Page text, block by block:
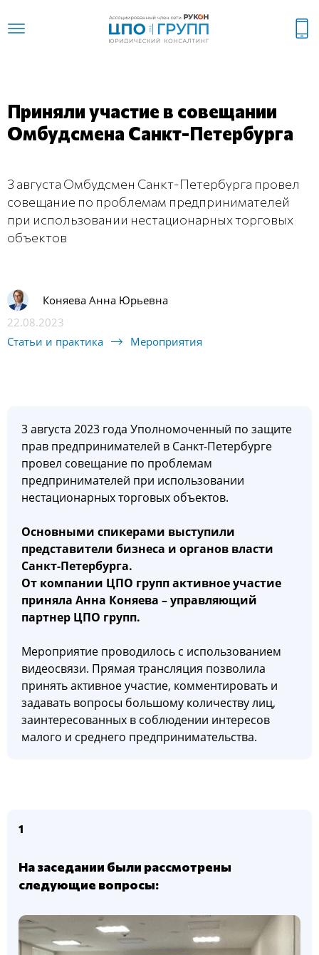
Приняли участие в совещании
Омбудсмена Санкт-Петербурга
3 августа Омбудсмен Санкт-Петербурга провел
совещание по проблемам предпринимателей
при использовании нестационарных торговых
объектов
Коняева Анна Юрьевна
22.08.2023
Статьи и практика
Мероприятия
3 августа 2023 года Уполномоченный по защите
прав предпринимателей в Санкт-Петербурге
провел совещание по проблемам
предпринимателей при использовании
нестационарных торговых объектов.
Основными спикерами выступили
представители бизнеса и органов власти
Санкт-Петербурга.
От компании ЦПО групп активное участие
приняла Анна Коняева – управляющий
партнер ЦПО групп.
Мероприятие проводилось с использованием
видеосвязи. Прямая трансляция позволила
принять активное участие, комментировать и
задавать вопросы большому количеству лиц,
заинтересованных в соблюдении интересов
малого и среднего предпринимательства.
1
На заседании были рассмотрены
следующие вопросы: